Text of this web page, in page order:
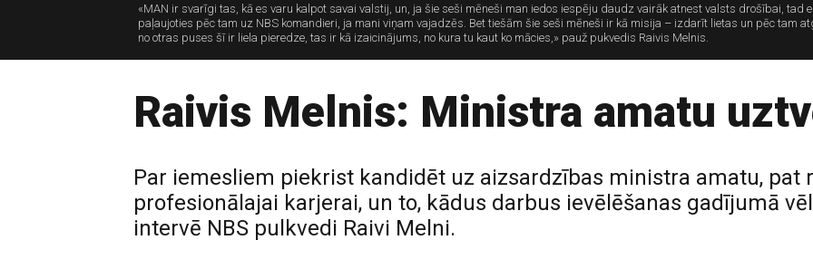
«MAN ir svarīgi tas, kā es varu kalpot savai valstij, un, ja šie seši mēneši man iedos iespēju daudz vairāk atnest valsts drošībai, tad
paļaujoties pēc tam uz NBS komandieri, ja mani viņam vajadzēs. Bet tiešām šie seši mēneši ir kā misija – izdarīt lietas un pēc tam
no otras puses šī ir liela pieredze, tas ir kā izaicinājums, no kura tu kaut ko mācies,» pauž pukvedis Raivis Melnis.
Raivis Melnis: Ministra amatu
Par iemesliem piekrist kandidēt uz aizsardzības ministra amatu, pat
profesionālajai karjerai, un to, kādus darbus ievēlēšanas gadījumā
intervē NBS pulkvedi Raivi Melni.